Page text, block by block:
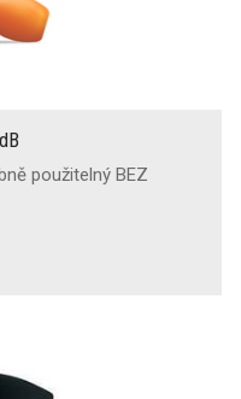
použitelný BEZ